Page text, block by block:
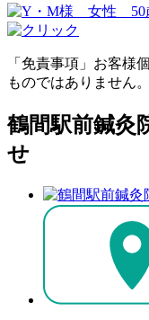
「免責事項」お客様
ものではありません。
鶴間駅前鍼灸
せ